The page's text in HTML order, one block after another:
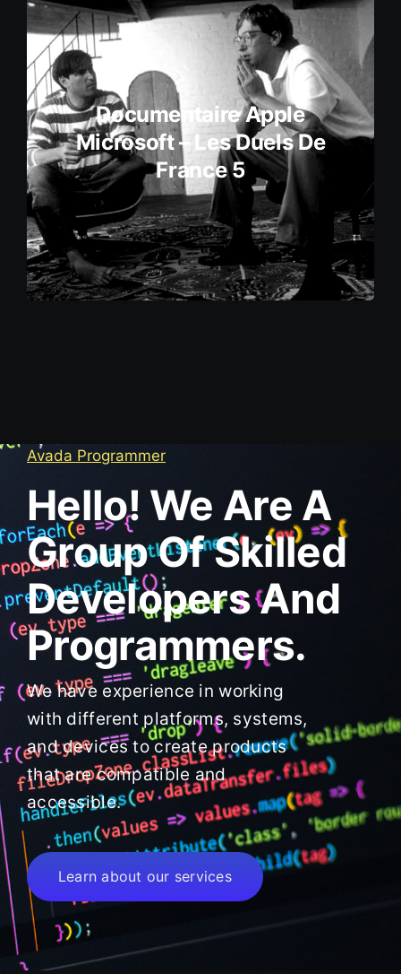
Documentaire Apple
Microsoft – Les Duels De
France 5
Avada Programmer
Hello! We Are A
Group Of Skilled
Developers And
Programmers.
We have experience in working
with different platforms, systems,
and devices to create products
that are compatible and
accessible.
Learn about our services